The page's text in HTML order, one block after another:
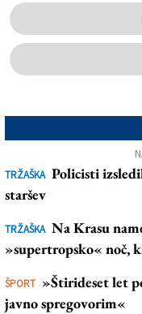
TRŽAŠKA Policisti
staršev
TRŽAŠKA Na Krasu
»supertropsko« noč,
ŠPORT »Štirideset let
javno spregovorim«